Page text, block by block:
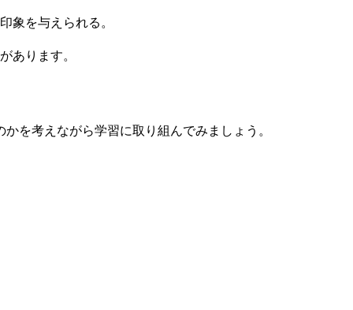
象を与えられる。
あります。
を考えながら学習に取り組んでみましょう。